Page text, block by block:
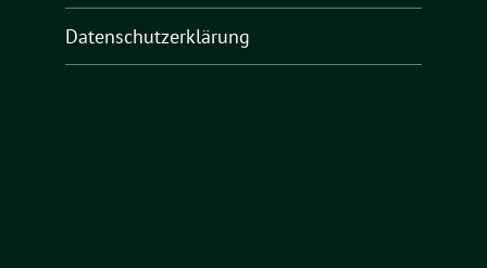
Datenschutzerklärung